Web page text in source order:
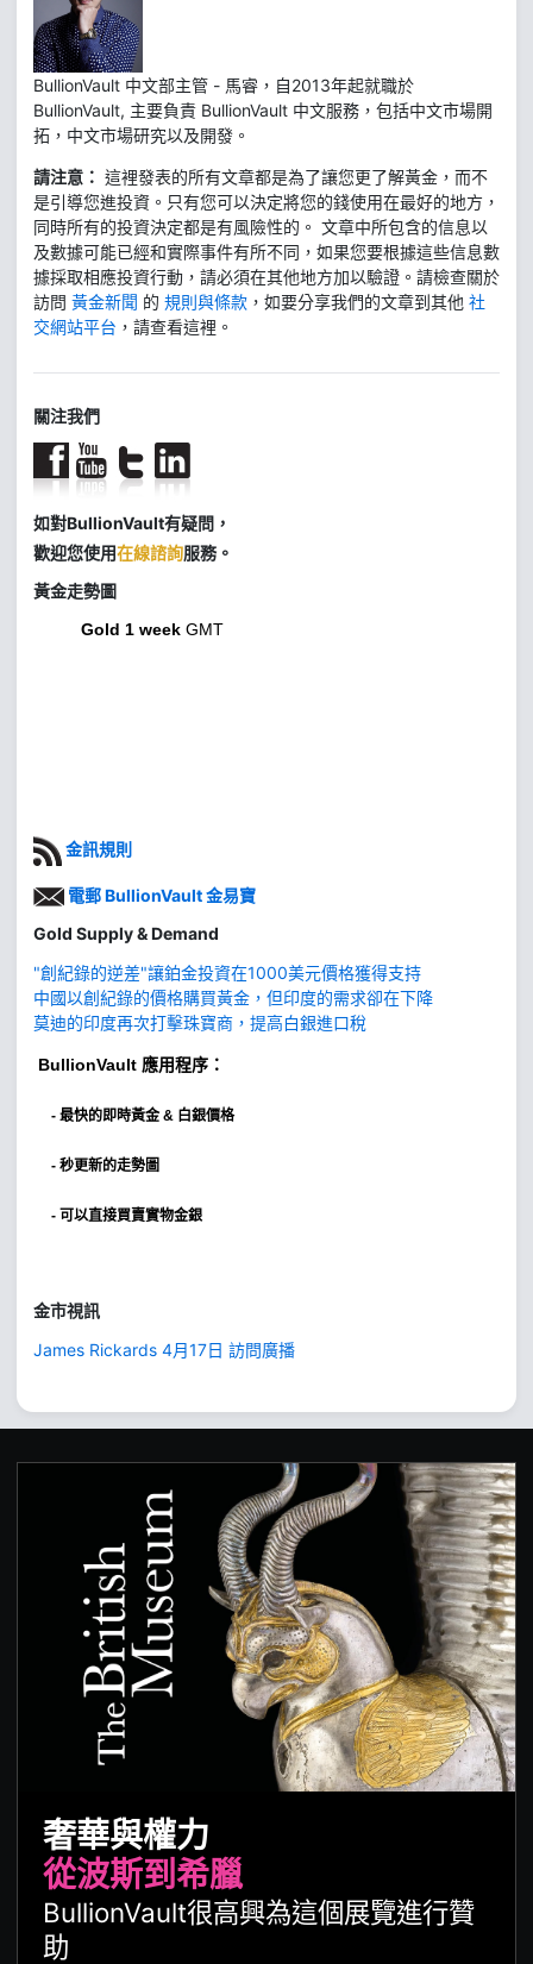
BullionVault 中文部主管 - 馬睿，自2013年起就職於
BullionVault, 主要負責 BullionVault 中文服務，包括中文市場開
拓，中文市場研究以及開發。
請注意： 這裡發表的所有文章都是為了讓您更了解黃金，而不
是引導您進投資。只有您可以決定將您的錢使用在最好的地方，
同時所有的投資決定都是有風險性的。 文章中所包含的信息以
及數據可能已經和實際事件有所不同，如果您要根據這些信息數
據採取相應投資行動，請必須在其他地方加以驗證。請檢查關於
訪問 黃金新聞 的 規則與條款 ，如要分享我們的文章到其他 社
交網站平台 ，請查看這裡。
關注我們
如對BullionVault有疑問，
歡迎您使用在線諮詢服務。
黃金走勢圖
Gold 1 week GMT
金訊規則
電郵 BullionVault 金易寶
Gold Supply & Demand
"創紀錄的逆差"讓鉑金投資在1000美元價格獲得支持
中國以創紀錄的價格購買黃金，但印度的需求卻在下降
莫迪的印度再次打擊珠寶商，提高白銀進口稅
BullionVault 應用程序：
- 最快的即時黃金 & 白銀價格
- 秒更新的走勢圖
- 可以直接買賣實物金銀
金市視訊
James Rickards 4月17日 訪問廣播
奢華與權力
從波斯到希臘
BullionVault很高興為這個展覽進行贊
助